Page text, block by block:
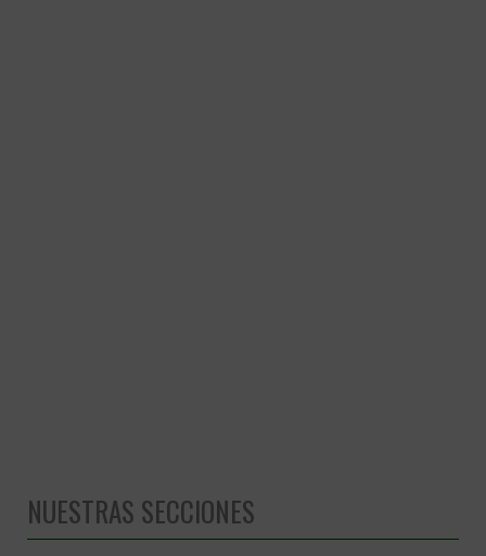
NUESTRAS SECCIONES